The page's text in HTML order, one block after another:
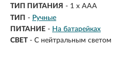
ТИП ПИТАНИЯ - 1 х ААA
ТИП - Ручные
ПИТАНИЕ - На батарейках
СВЕТ - С нейтральным светом